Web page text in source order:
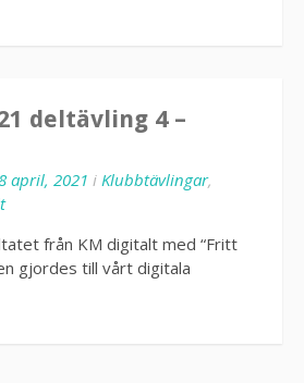
deltävling 4 –
april, 2021 i Klubbtävlingar,
från KM digitalt med “Fritt
gjordes till vårt digitala